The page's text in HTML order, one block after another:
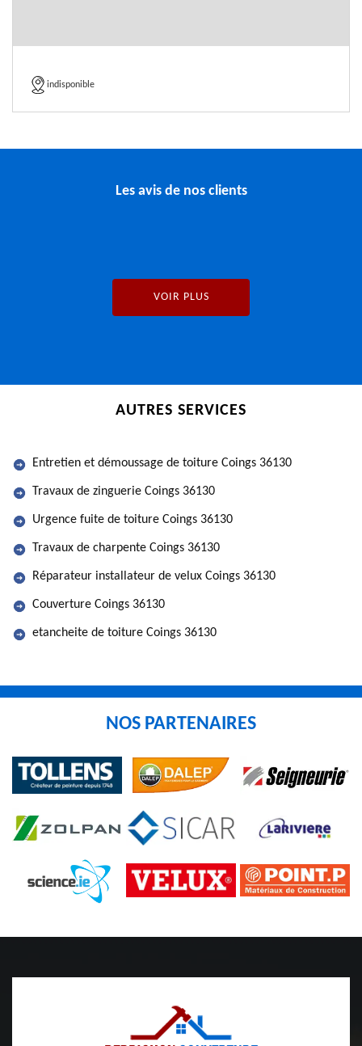
indisponible
Les avis de nos clients
VOIR PLUS
AUTRES SERVICES
Entretien et démoussage de toiture Coings 36130
Travaux de zinguerie Coings 36130
Urgence fuite de toiture Coings 36130
Travaux de charpente Coings 36130
Réparateur installateur de velux Coings 36130
Couverture Coings 36130
etancheite de toiture Coings 36130
NOS PARTENAIRES